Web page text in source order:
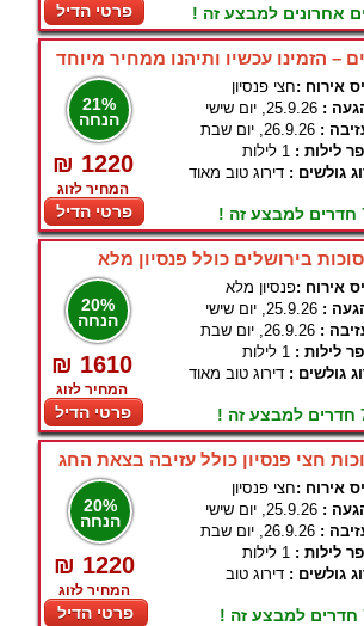
פרטי הדיל אחרונים למבצע זה !
– הזמינו עכשיו ותיהנו ממחיר מיוחד
21%
הנחה
₪ 1220
המחיר לזוג
פרטי הדיל
אירוח :חצי פנסיון
: 25.9.26, יום שישי
: 26.9.26, יום שבת
לילות : 1 לילות
גולשים : דירוג טוב מאוד
בירושלים כולל פנסיון מלא
20%
הנחה
₪ 1610
המחיר לזוג
פרטי הדיל
אירוח :פנסיון מלא
: 25.9.26, יום שישי
: 26.9.26, יום שבת
לילות : 1 לילות
גולשים : דירוג טוב מאוד
חצי פנסיון כולל עזיבה בצאת החג
20%
הנחה
₪ 1220
המחיר לזוג
פרטי הדיל
אירוח :חצי פנסיון
: 25.9.26, יום שישי
: 26.9.26, יום שבת
לילות : 1 לילות
גולשים : דירוג טוב